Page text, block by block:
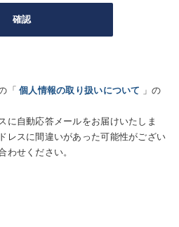
「個人情報の取り扱いについて 」の
に自動応答メールをお届けいたしま
レスに間違いがあった可能性がござい
わせください。